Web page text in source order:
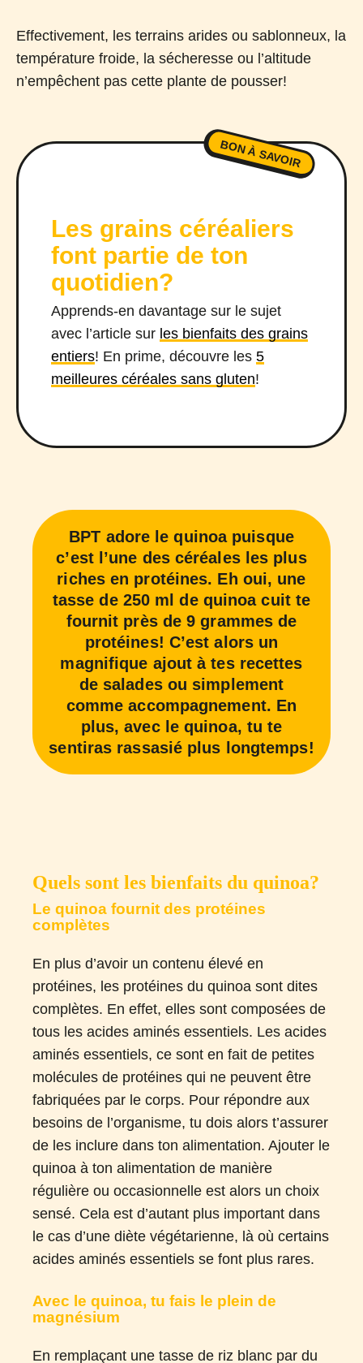
Effectivement, les terrains arides ou sablonneux, la
température froide, la sécheresse ou l’altitude
n’empêchent pas cette plante de pousser!
BON À SAVOIR
Les grains céréaliers
font partie de ton
quotidien?
Apprends-en davantage sur le sujet
avec l’article sur les bienfaits des grains
entiers! En prime, découvre les 5
meilleures céréales sans gluten!
BPT adore le quinoa puisque
c’est l’une des céréales les plus
riches en protéines. Eh oui, une
tasse de 250 ml de quinoa cuit te
fournit près de 9 grammes de
protéines! C’est alors un
magnifique ajout à tes recettes
de salades ou simplement
comme accompagnement. En
plus, avec le quinoa, tu te
sentiras rassasié plus longtemps!
Quels sont les bienfaits du quinoa?
Le quinoa fournit des protéines
complètes
En plus d’avoir un contenu élevé en
protéines, les protéines du quinoa sont dites
complètes. En effet, elles sont composées de
tous les acides aminés essentiels. Les acides
aminés essentiels, ce sont en fait de petites
molécules de protéines qui ne peuvent être
fabriquées par le corps. Pour répondre aux
besoins de l’organisme, tu dois alors t’assurer
de les inclure dans ton alimentation. Ajouter le
quinoa à ton alimentation de manière
régulière ou occasionnelle est alors un choix
sensé. Cela est d’autant plus important dans
le cas d’une diète végétarienne, là où certains
acides aminés essentiels se font plus rares.
Avec le quinoa, tu fais le plein de
magnésium
En remplaçant une tasse de riz blanc par du